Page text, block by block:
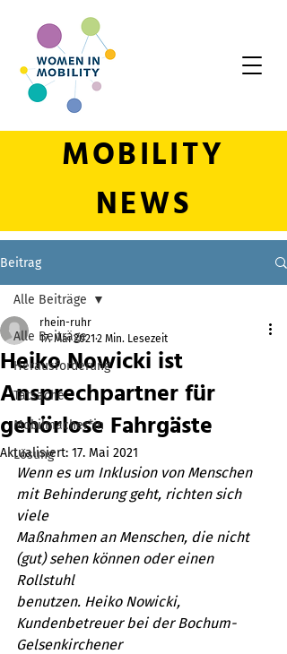
MOBILITY
NEWS
Beitrag
Alle Beiträge
Herausforderung
Tatsache
Mobilmacher*in
Lösung
Alle Beiträge
Heiko Nowicki ist
Ansprechpartner für
gehörlose Fahrgäste
rhein-ruhr
17. Mai 2021 2 Min. Lesezeit
Aktualisiert: 17. Mai 2021
Wenn es um Inklusion von Menschen
mit Behinderung geht, richten sich
viele
Maßnahmen an Menschen, die nicht
(gut) sehen können oder einen
Rollstuhl
benutzen. Heiko Nowicki,
Kundenbetreuer bei der Bochum-
Gelsenkirchener